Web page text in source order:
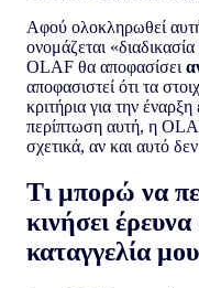
Αφού ολοκληρωθεί
ονομάζεται
OLAF θα αποφασίσει
αποφασιστεί ότι τα
κριτήρια για την
περίπτωση αυτή, η
σχετικά, αν και αυτό
Τι μπορώ να
κινήσει
καταγγελία